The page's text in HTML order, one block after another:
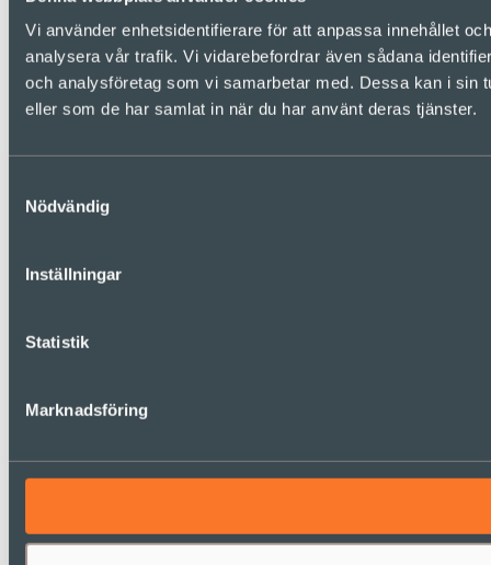
Vi använder enhetsidentifierare för att anpassa innehållet
analysera vår trafik. Vi vidarebefordrar även sådana
och analysföretag som vi samarbetar med. Dessa kan i sin
eller som de har samlat in när du har använt deras tjänster.
Nödvändig
Inställningar
Statistik
Marknadsföring